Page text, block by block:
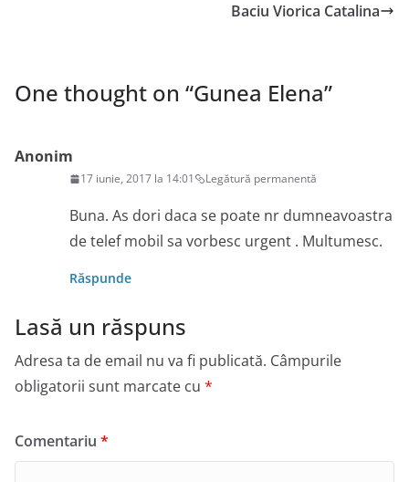
Baciu Viorica Catalina
One thought on “Gunea Elena”
Anonim
17 iunie, 2017 la 14:01 Legătură permanentă
Buna. As dori daca se poate nr dumneavoastra
de telef mobil sa vorbesc urgent . Multumesc.
Răspunde
Lasă un răspuns
Adresa ta de email nu va fi publicată. Câmpurile
obligatorii sunt marcate cu *
Comentariu *